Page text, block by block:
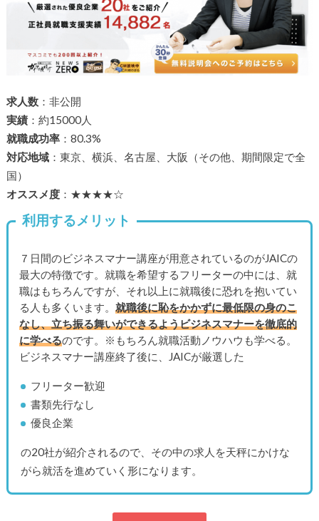
求人数：非公開
実績：約15000人
就職成功率：80.3%
対応地域：東京、横浜、名古屋、大阪（その他、期間限定で全
国）
オススメ度：★★★★☆
利用するメリット
７日間のビジネスマナー講座が用意されているのがJAICの
最大の特徴です。就職を希望するフリーターの中には、就
職はもちろんですが、それ以上に就職後に恐れを抱いてい
る人も多くいます。就職後に恥をかかずに最低限の身のこ
なし、立ち振る舞いができるようビジネスマナーを徹底的
に学べるのです。※もちろん就職活動ノウハウも学べる。
ビジネスマナー講座終了後に、JAICが厳選した
フリーター歓迎
書類先行なし
優良企業
の20社が紹介されるので、その中の求人を天秤にかけな
がら就活を進めていく形になります。